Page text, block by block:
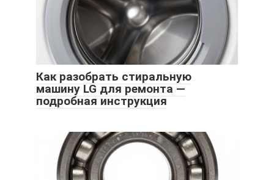
Как разобрать стиральную
машину LG для ремонта —
подробная инструкция